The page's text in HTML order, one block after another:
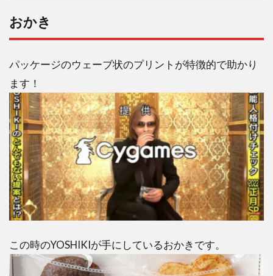
き
1.2
んと
う
1.3
プリ
ン状
のゼ
リー
（赤
い丸
状の
物入
り）
1.4
プリ
ン状
おかき
パッケージのウェーブ状のプリントが特徴的で助かり
ます！
この時のYOSHIKIが手にしているおかきです。